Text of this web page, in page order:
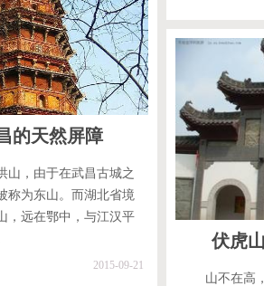
的天然屏障
山，由于在武昌古城之
称为东山。而湖北省境
，远在鄂中，与江汉平
2015-09-21
伏虎
山不在高